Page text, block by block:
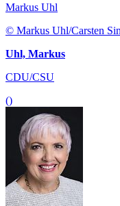
Markus Uhl
© Markus Uhl/Carsten
Uhl, Markus
CDU/CSU
()